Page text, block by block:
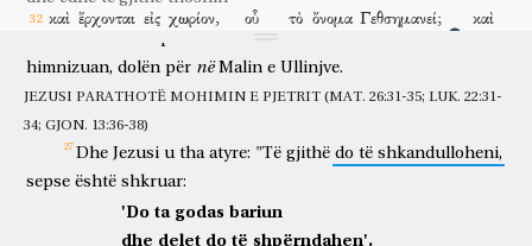
καὶ ἔρχονται εἰς χωρίον, οὗ τὸ ὄνομα Γεθσημανεί; καὶ
λέγει μαθηταῖς
dishepujve
αὐτοῦ, καθίσατε ὧδε,
këtu
καὶ
dhe
παραλαμβάνει
merr pranë
τὸν Πέτρον, καὶ Ἰάκωβον, καὶ Ἰωάννην, μετ’
αὐτοῦ;
dhe
ἤρξατο
filloi për të qenë tejet i tronditur dhe
ἀδημονεῖν.
dhe thotë
ψυχή
shpirti
μου
im
ἕως
deri
θανάτου;
vdekje rrini këtu
them nuk do pi aspak prej frytit të hardhisë,
pi
himnizuan, dolën për në Malin e Ullinjve.
JEZUSI PARATHOTË MOHIMIN E PJETRIT (MAT. 26:31-35; LUK. 22:31-
34; GJON. 13:36-38)
Dhe Jezusi u tha atyre: "Të gjithë do të shkandulloheni,
sepse është shkruar:
'Do ta godas bariun
dhe delet do të shpërndahen'.